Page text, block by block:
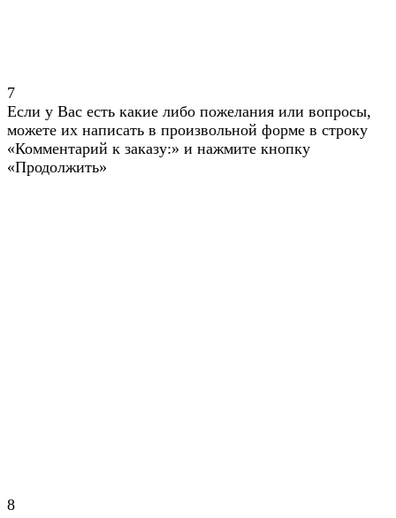
7
Если у Вас есть какие либо пожелания или вопросы,
можете их написать в произвольной форме в строку
«Комментарий к заказу:» и нажмите кнопку
«Продолжить»
8